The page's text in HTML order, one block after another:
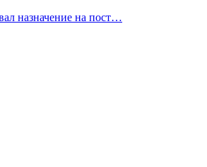
назначение на пост…